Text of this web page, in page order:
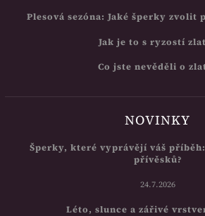
Plesová sezóna: Jaké šperky zvolit
Jak je to s ryzostí
Co jste nevěděli o
NOVINKY
Šperky, které vyprávějí váš
přívěsků?
24.7.2026
Léto, slunce a zářivé